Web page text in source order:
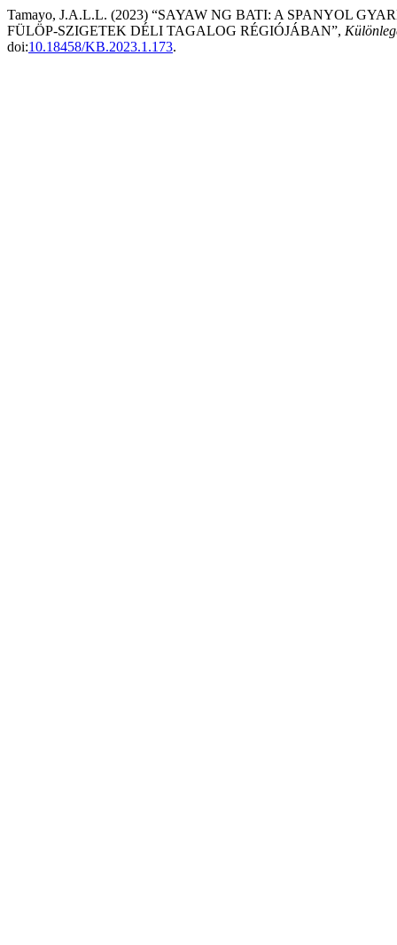
Tamayo, J.A.L.L. (2023) “SAYAW NG BATI: A SPANYOL
FÜLÖP-SZIGETEK DÉLI TAGALOG RÉGIÓJÁBAN”,
doi:10.18458/KB.2023.1.173.